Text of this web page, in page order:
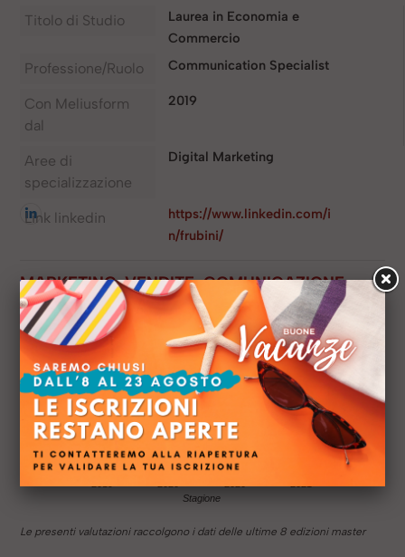
Titolo di Studio
Laurea in Economia e
Commercio
Professione/Ruolo Communication Specialist
Con Meliusform
dal
2019
Aree di
specializzazione
Digital Marketing
Link linkedin
https://www.linkedin.com/i
n/frubini/
MARKETING, VENDITE, COMUNICAZIONE,
DIGITAL E SOCIAL
Autunno
Primavera
Autunno
4
6
10
Stagione
Valutazione
Le presenti valutazioni raccolgono i dati delle ultime 8 edizioni master